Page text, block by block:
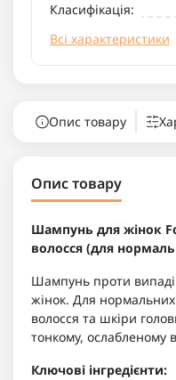
Класифікація:
Всі характеристики
Опис товару
Опис товару
Шампунь для жінок
волосся (для
Шампунь проти
жінок. Для
волосся та шкіри
тонкому, ослабленому
Ключові інгредієнти: